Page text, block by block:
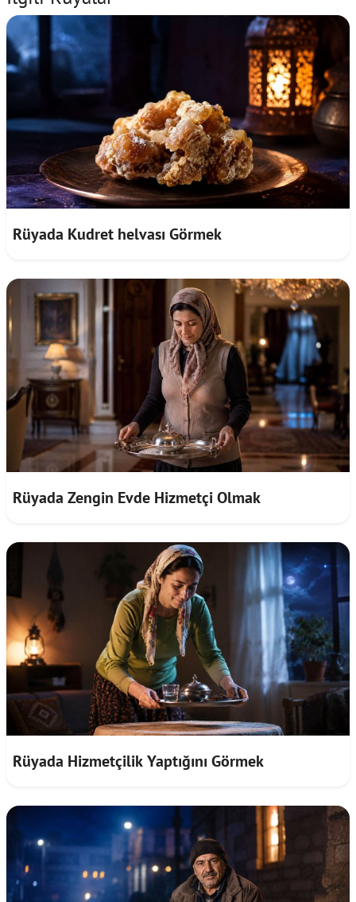
Rüyada Kudret helvası Görmek
Rüyada Zengin Evde Hizmetçi Olmak
Rüyada Hizmetçilik Yaptığını Görmek